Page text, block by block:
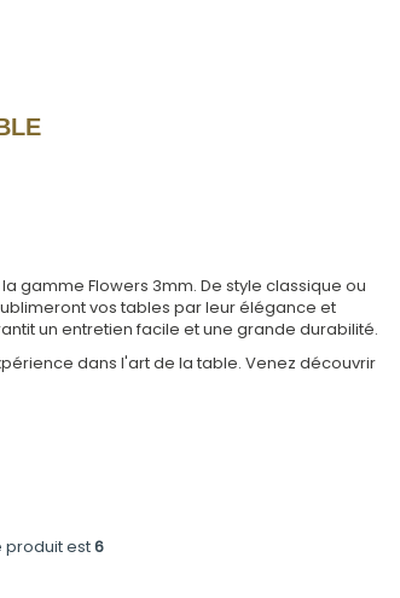
gamme Flowers 3mm. De style classique ou
vos tables par leur élégance et
un entretien facile et une grande durabilité.
dans l'art de la table. Venez découvrir
produit est6